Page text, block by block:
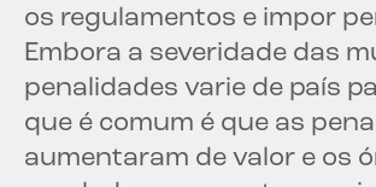
os regulamentos e impor
Embora a severidade das
penalidades varie de país
que é comum é que as
aumentaram de valor e os